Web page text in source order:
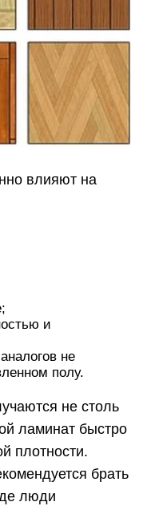
влияют на
и
не
полу.
не столь
ламинат быстро
плотности.
брать
люди